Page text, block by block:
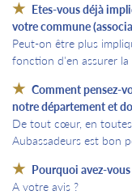
Etes-vous déjà
votre commune
Peut-on être plus
fonction d'en assurer la
Comment pensez-
notre département et
De tout cœur, en
Aubassadeurs est bon
Pourquoi avez-
A votre avis ?